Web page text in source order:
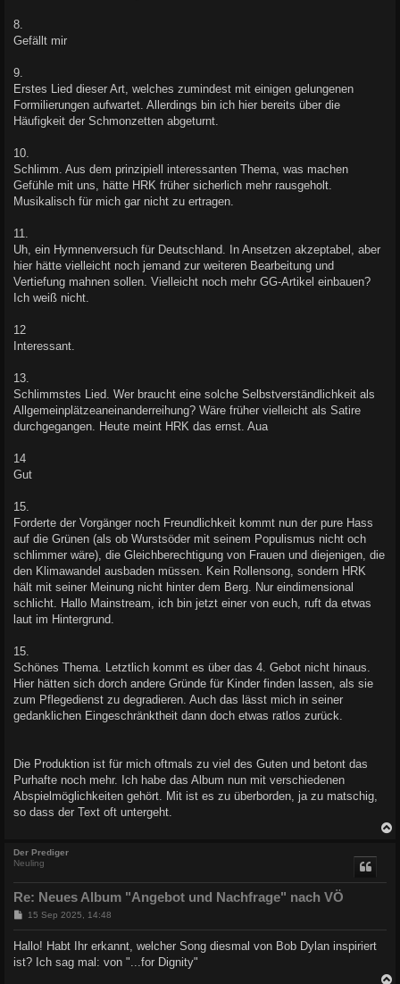
8.
Gefällt mir
9.
Erstes Lied dieser Art, welches zumindest mit einigen gelungenen
Formilierungen aufwartet. Allerdings bin ich hier bereits über die
Häufigkeit der Schmonzetten abgeturnt.
10.
Schlimm. Aus dem prinzipiell interessanten Thema, was machen
Gefühle mit uns, hätte HRK früher sicherlich mehr rausgeholt.
Musikalisch für mich gar nicht zu ertragen.
11.
Uh, ein Hymnenversuch für Deutschland. In Ansetzen akzeptabel, aber
hier hätte vielleicht noch jemand zur weiteren Bearbeitung und
Vertiefung mahnen sollen. Vielleicht noch mehr GG-Artikel einbauen?
Ich weiß nicht.
12
Interessant.
13.
Schlimmstes Lied. Wer braucht eine solche Selbstverständlichkeit als
Allgemeinplätzeaneinanderreihung? Wäre früher vielleicht als Satire
durchgegangen. Heute meint HRK das ernst. Aua
14
Gut
15.
Forderte der Vorgänger noch Freundlichkeit kommt nun der pure Hass
auf die Grünen (als ob Wurstsöder mit seinem Populismus nicht och
schlimmer wäre), die Gleichberechtigung von Frauen und diejenigen, die
den Klimawandel ausbaden müssen. Kein Rollensong, sondern HRK
hält mit seiner Meinung nicht hinter dem Berg. Nur eindimensional
schlicht. Hallo Mainstream, ich bin jetzt einer von euch, ruft da etwas
laut im Hintergrund.
15.
Schönes Thema. Letztlich kommt es über das 4. Gebot nicht hinaus.
Hier hätten sich dorch andere Gründe für Kinder finden lassen, als sie
zum Pflegedienst zu degradieren. Auch das lässt mich in seiner
gedanklichen Eingeschränktheit dann doch etwas ratlos zurück.
Die Produktion ist für mich oftmals zu viel des Guten und betont das
Purhafte noch mehr. Ich habe das Album nun mit verschiedenen
Abspielmöglichkeiten gehört. Mit ist es zu überborden, ja zu matschig,
so dass der Text oft untergeht.
Der Prediger
Neuling
Re: Neues Album "Angebot und Nachfrage" nach VÖ
B
t
r
15 Sep 2025, 14:48
Hallo! Habt Ihr erkannt, welcher Song diesmal von Bob Dylan inspiriert
ist? Ich sag mal: von "...for Dignity"